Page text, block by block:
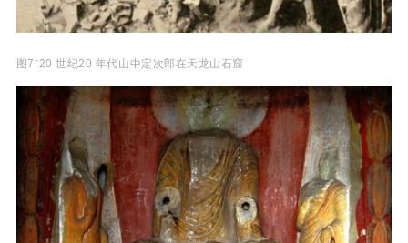
图7ˉ20 世纪20 年代山中定次郎在天龙山石窟